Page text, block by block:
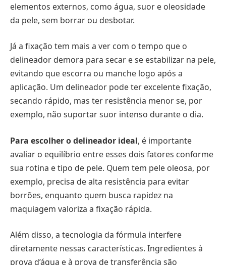
elementos externos, como água, suor e oleosidade
da pele, sem borrar ou desbotar.
Já a fixação tem mais a ver com o tempo que o
delineador demora para secar e se estabilizar na pele,
evitando que escorra ou manche logo após a
aplicação. Um delineador pode ter excelente fixação,
secando rápido, mas ter resistência menor se, por
exemplo, não suportar suor intenso durante o dia.
Para escolher o delineador ideal, é importante
avaliar o equilíbrio entre esses dois fatores conforme
sua rotina e tipo de pele. Quem tem pele oleosa, por
exemplo, precisa de alta resistência para evitar
borrões, enquanto quem busca rapidez na
maquiagem valoriza a fixação rápida.
Além disso, a tecnologia da fórmula interfere
diretamente nessas características. Ingredientes à
prova d’água e à prova de transferência são